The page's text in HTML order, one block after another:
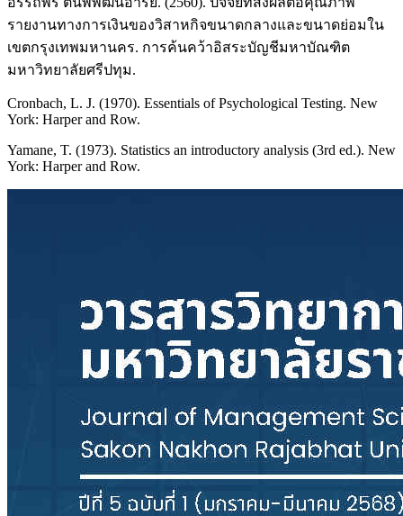
รายงานทางการเงินของวิสาหกิจขนาดกลางและขนาดย่อมใน
เขตกรุงเทพมหานคร. การค้นคว้าอิสระบัญชีมหาบัณฑิต
มหาวิทยาลัยศรีปทุม.
Cronbach, L. J. (1970). Essentials of Psychological Testing. New
York: Harper and Row.
Yamane, T. (1973). Statistics an introductory analysis (3rd ed.). New
York: Harper and Row.